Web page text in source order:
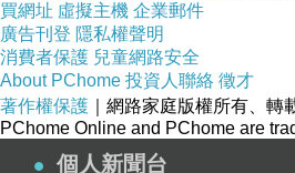
買網址 虛擬主機 企業郵件
廣告刊登 隱私權聲明
消費者保護 兒童網路安全
About PChome 投資人聯絡 徵才
著作權保護 ｜網路家庭版權所有、轉
PChome Online and PChome are
個人新聞台